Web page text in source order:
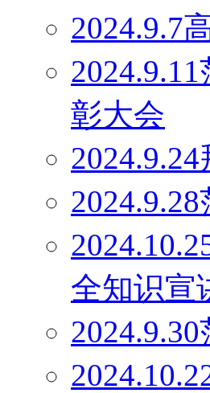
2024.9.7
彰大会
全知识宣